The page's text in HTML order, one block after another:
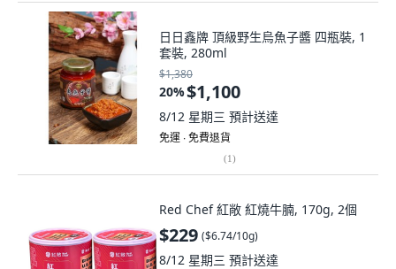
日日鑫牌 頂級野生烏魚子醬 四瓶裝, 1
套裝, 280ml
$1,380
20%$1,100
8/12 星期三 預計送達
免運 ∙ 免費退貨
(1)
Red Chef 紅敞 紅燒牛腩, 170g, 2個
$229 ($6.74/10g)
8/12 星期三 預計送達